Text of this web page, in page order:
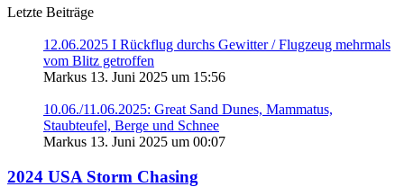
Letzte Beiträge
12.06.2025 I Rückflug durchs Gewitter / Flugzeug mehrmals
vom Blitz getroffen
Markus 13. Juni 2025 um 15:56
10.06./11.06.2025: Great Sand Dunes, Mammatus,
Staubteufel, Berge und Schnee
Markus 13. Juni 2025 um 00:07
2024 USA Storm Chasing